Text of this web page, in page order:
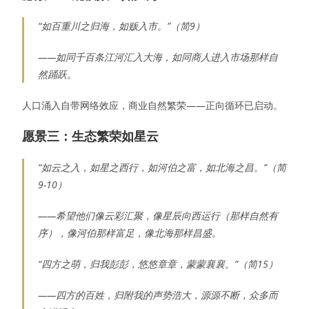
“如百重川之归海，如贩入市。”（简9）
——如同千百条江河汇入大海，如同商人进入市场那样自
然踊跃。
人口涌入自带网络效应，商业自然繁荣——正向循环已启动。
愿景三：生态繁荣如星云
“如云之入，如星之西行，如河伯之富，如北海之昌。”（简
9-10）
——希望他们像云彩汇聚，像星辰向西运行（那样自然有
序），像河伯那样富足，像北海那样昌盛。
“四方之萌，归我彭彭，悠悠章章，蒙蒙襄襄。”（简15）
——四方的百姓，归附我的声势浩大，源源不断，众多而